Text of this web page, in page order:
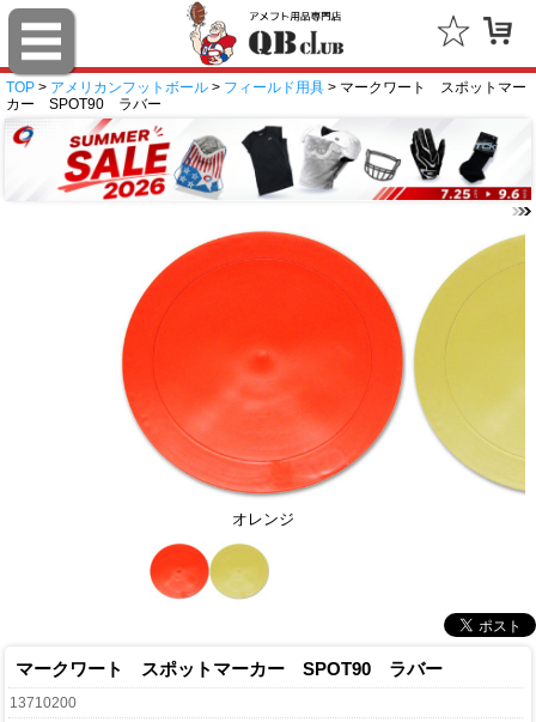
TOP > アメリカンフットボール > フィールド用具 > マークワート スポットマー
カー SPOT90 ラバー
オレンジ
マークワート スポットマーカー SPOT90 ラバー
13710200